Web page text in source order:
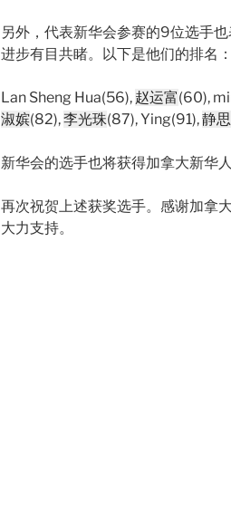
另外，代表新华会参赛的9位选手
进步有目共睹。以下是他们的排名：
Lan Sheng Hua(56), 赵运富(60),
淑嫔(82),李光珠(87), Ying(91),静思
新华会的选手也将获得加拿大新华
再次祝贺上述获奖选手。感谢加拿
大力支持。